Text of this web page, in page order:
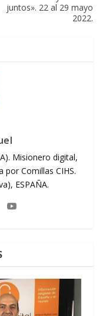
juntos». 22 al 29 mayo
2022.
Misionero digital,
por Comillas CIHS.
ESPAÑA.